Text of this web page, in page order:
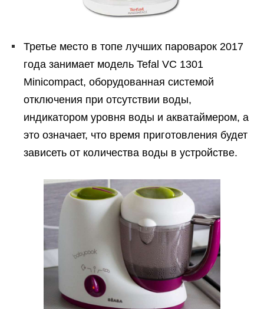
Третье место в топе лучших пароварок 2017
года занимает модель Tefal VC 1301
Minicompact, оборудованная системой
отключения при отсутствии воды,
индикатором уровня воды и акватаймером, а
это означает, что время приготовления будет
зависеть от количества воды в устройстве.